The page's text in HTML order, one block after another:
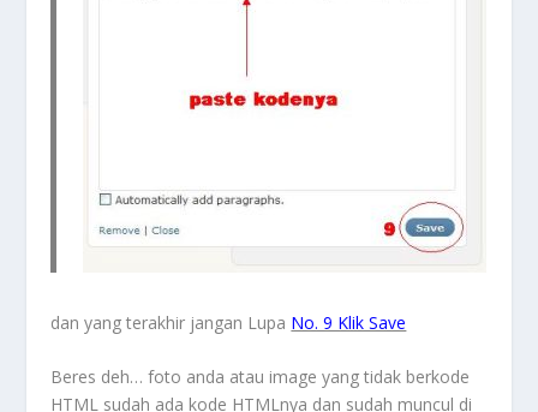
dan yang terakhir jangan Lupa No. 9 Klik Save
Beres deh… foto anda atau image yang tidak berkode
HTML sudah ada kode HTMLnya dan sudah muncul di